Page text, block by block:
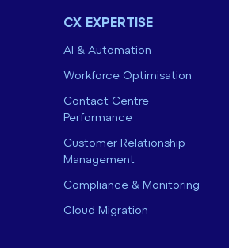
CX EXPERTISE
AI & Automation
Workforce Optimisation
Contact Centre
Performance
Customer Relationship
Management
Compliance & Monitoring
Cloud Migration